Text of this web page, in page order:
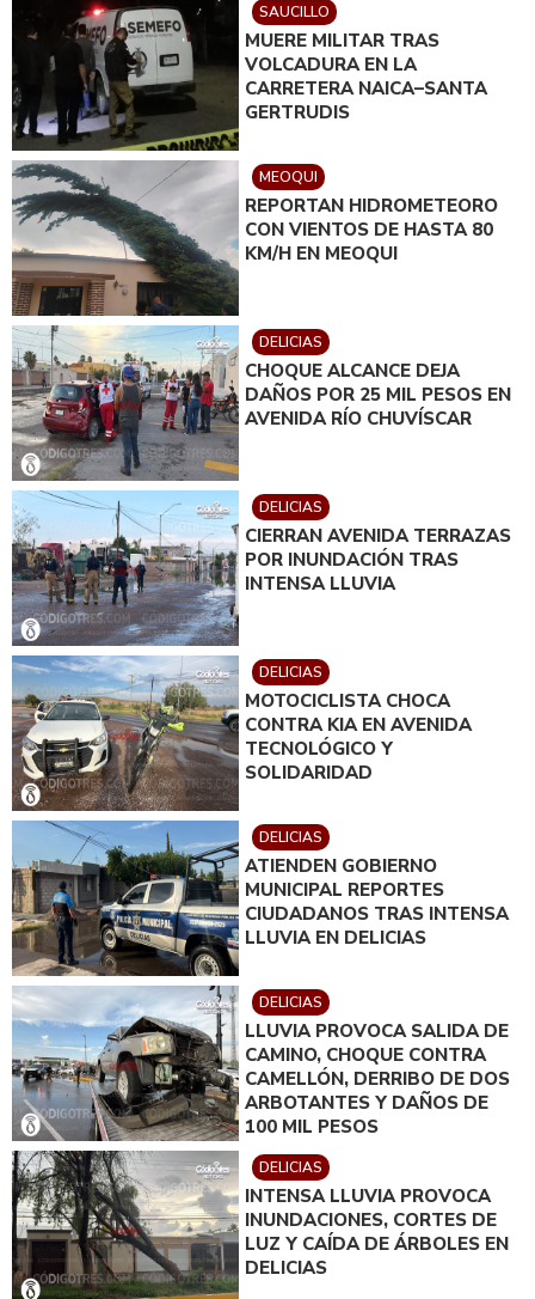
SAUCILLO
MUERE MILITAR TRAS
VOLCADURA EN LA
CARRETERA NAICA–SANTA
GERTRUDIS
MEOQUI
REPORTAN HIDROMETEORO
CON VIENTOS DE HASTA 80
KM/H EN MEOQUI
DELICIAS
CHOQUE ALCANCE DEJA
DAÑOS POR 25 MIL PESOS EN
AVENIDA RÍO CHUVÍSCAR
DELICIAS
CIERRAN AVENIDA TERRAZAS
POR INUNDACIÓN TRAS
INTENSA LLUVIA
DELICIAS
MOTOCICLISTA CHOCA
CONTRA KIA EN AVENIDA
TECNOLÓGICO Y
SOLIDARIDAD
DELICIAS
ATIENDEN GOBIERNO
MUNICIPAL REPORTES
CIUDADANOS TRAS INTENSA
LLUVIA EN DELICIAS
DELICIAS
LLUVIA PROVOCA SALIDA DE
CAMINO, CHOQUE CONTRA
CAMELLÓN, DERRIBO DE DOS
ARBOTANTES Y DAÑOS DE
100 MIL PESOS
DELICIAS
INTENSA LLUVIA PROVOCA
INUNDACIONES, CORTES DE
LUZ Y CAÍDA DE ÁRBOLES EN
DELICIAS